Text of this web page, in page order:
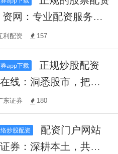
网：专业配资服务平
您轻松实现资金增值
利配资 157
app下载
线：洞悉股市，把握
机
东证券 180
炒股配资
券：深耕本土，共创